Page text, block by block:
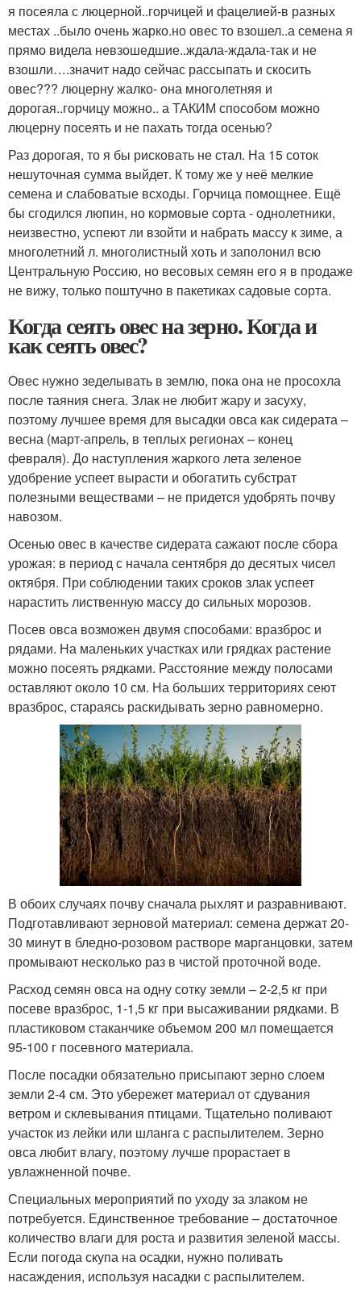
я посеяла с люцерной..горчицей и фацелией-в разных
местах ..было очень жарко.но овес то взошел..а семена я
прямо видела невзошедшие..ждала-ждала-так и не
взошли….значит надо сейчас рассыпать и скосить
овес??? люцерну жалко- она многолетняя и
дорогая..горчицу можно.. а ТАКИМ способом можно
люцерну посеять и не пахать тогда осенью?
Раз дорогая, то я бы рисковать не стал. На 15 соток
нешуточная сумма выйдет. К тому же у неё мелкие
семена и слабоватые всходы. Горчица помощнее. Ещё
бы сгодился люпин, но кормовые сорта - однолетники,
неизвестно, успеют ли взойти и набрать массу к зиме, а
многолетний л. многолистный хоть и заполонил всю
Центральную Россию, но весовых семян его я в продаже
не вижу, только поштучно в пакетиках садовые сорта.
Когда сеять овес на зерно. Когда и
как сеять овес?
Овес нужно зеделывать в землю, пока она не просохла
после таяния снега. Злак не любит жару и засуху,
поэтому лучшее время для высадки овса как сидерата –
весна (март-апрель, в теплых регионах – конец
февраля). До наступления жаркого лета зеленое
удобрение успеет вырасти и обогатить субстрат
полезными веществами – не придется удобрять почву
навозом.
Осенью овес в качестве сидерата сажают после сбора
урожая: в период с начала сентября до десятых чисел
октября. При соблюдении таких сроков злак успеет
нарастить лиственную массу до сильных морозов.
Посев овса возможен двумя способами: вразброс и
рядами. На маленьких участках или грядках растение
можно посеять рядками. Расстояние между полосами
оставляют около 10 см. На больших территориях сеют
вразброс, стараясь раскидывать зерно равномерно.
В обоих случаях почву сначала рыхлят и разравнивают.
Подготавливают зерновой материал: семена держат 20-
30 минут в бледно-розовом растворе марганцовки, затем
промывают несколько раз в чистой проточной воде.
Расход семян овса на одну сотку земли – 2-2,5 кг при
посеве вразброс, 1-1,5 кг при высаживании рядками. В
пластиковом стаканчике объемом 200 мл помещается
95-100 г посевного материала.
После посадки обязательно присыпают зерно слоем
земли 2-4 см. Это убережет материал от сдувания
ветром и склевывания птицами. Тщательно поливают
участок из лейки или шланга с распылителем. Зерно
овса любит влагу, поэтому лучше прорастает в
увлажненной почве.
Специальных мероприятий по уходу за злаком не
потребуется. Единственное требование – достаточное
количество влаги для роста и развития зеленой массы.
Если погода скупа на осадки, нужно поливать
насаждения, используя насадки с распылителем.